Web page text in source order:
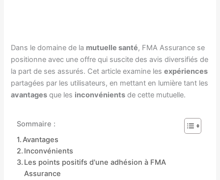
Dans le domaine de la mutuelle santé, FMA Assurance se
positionne avec une offre qui suscite des avis diversifiés de
la part de ses assurés. Cet article examine lesexpériences
partagées par les utilisateurs, en mettant en lumière tant les
avantages que les inconvénients de cette mutuelle.
Sommaire :
Avantages
Inconvénients
Les points positifs d'une adhésion à FMA
Assurance